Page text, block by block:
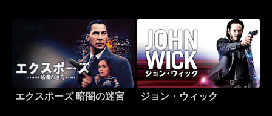
エクスポーズ 暗闇の迷宮 ジョン・ウィック